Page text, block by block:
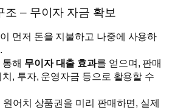
조 – 무이자 자금 확보
먼저 돈을 지불하고 나중에 사용하
해 무이자 대출 효과를 얻으며, 판매
, 투자, 운영자금 등으로 활용할 수
어치 상품권을 미리 판매하면, 실제